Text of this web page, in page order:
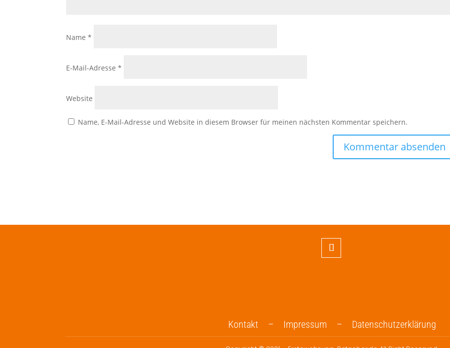
Name*
E-Mail-Adresse*
Website
Name, E-Mail-Adresse und Website in diesem Browser für meinen nächsten Kommentar speichern.
Kontakt – Impressum – Datenschutzerklärung